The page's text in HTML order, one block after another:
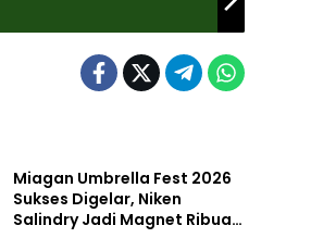
Miagan Umbrella Fest 2026
Sukses Digelar, Niken
Salindry Jadi Magnet Ribuan
Pemerintahan